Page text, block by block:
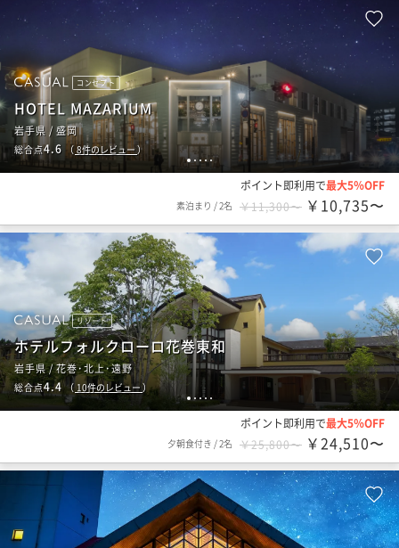
12 3 45
コンセプト
HOTEL MAZARIUM
岩手県 / 盛岡
総合点4.6 （ 8件のレビュー）
ポイント即利用で最大5％OFF
素泊まり /2名 ￥11,300〜 ￥10,735〜
1 234 5
リゾート
ホテルフォルクローロ花巻東和
岩手県 / 花巻･北上･遠野
総合点4.4（ 10件のレビュー）
ポイント即利用で最大5％OFF
夕朝食付き /2名 ￥25,800〜 ￥24,510〜